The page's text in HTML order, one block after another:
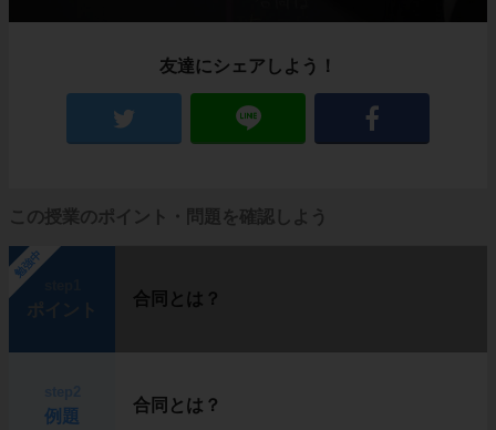
友達にシェアしよう！
この授業のポイント・問題を確認しよう
勉強中
合同とは？
例題
合同とは？